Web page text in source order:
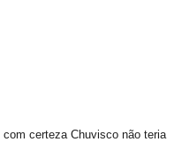
certeza Chuvisco não teria